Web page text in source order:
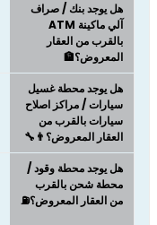
هل يوجد بنك / صراف
آلي ماكينة ATM
بالقرب من العقار
المعروض؟🏦
هل يوجد محطة غسيل
سيارات / مراكز اصلاح
سيارات بالقرب من
العقار المعروض؟👨‍🔧
هل يوجد محطة وقود /
محطة شحن بالقرب
من العقار المعروض؟⛽